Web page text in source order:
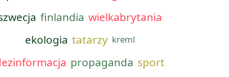
finlandia wielkabrytania
ekologia tatarzy kreml
propaganda sport